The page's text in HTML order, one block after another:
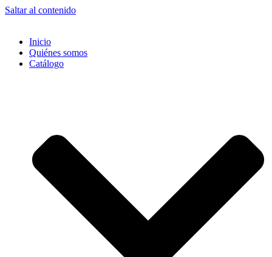
Saltar al contenido
Inicio
Quiénes somos
Catálogo